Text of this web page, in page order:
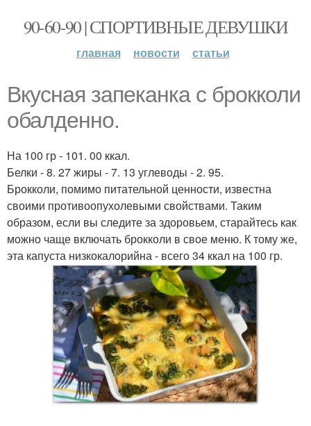
90-60-90 | СПОРТИВНЫЕ ДЕВУШКИ
главная новости статьи
Вкусная запеканка с брокколи
обалденно.
На 100 гр - 101. 00 ккал.
Белки - 8. 27 жиры - 7. 13 углеводы - 2. 95.
Брокколи, помимо питательной ценности, известна
своими противоопухолевыми свойствами. Таким
образом, если вы следите за здоровьем, старайтесь как
можно чаще включать брокколи в свое меню. К тому же,
эта капуста низкокалорийна - всего 34 ккал на 100 гр.